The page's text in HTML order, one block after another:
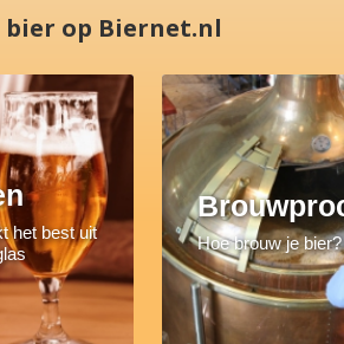
bier op Biernet.nl
het best uit
Hoe brouw je bier?